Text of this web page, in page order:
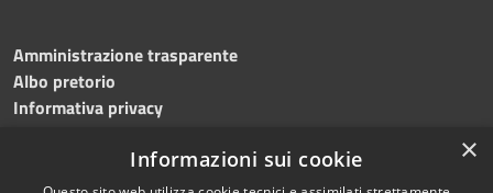
Amministrazione trasparente
Albo pretorio
Informativa privacy
Dichiarazione di accessibilità Meccanismo di feedback ×
Informazioni sui cookie